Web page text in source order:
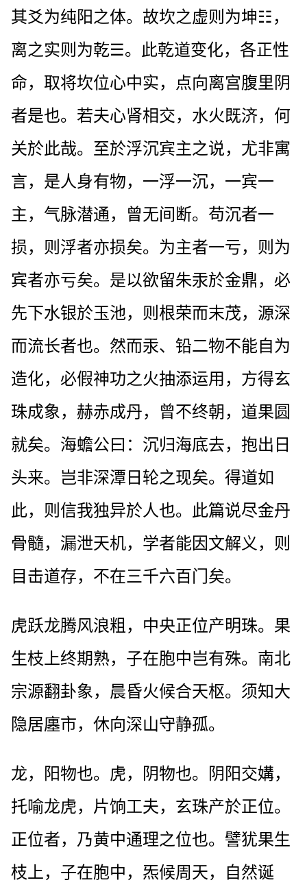
其爻为纯阳之体。故坎之虚则为坤☷，
离之实则为乾☰。此乾道变化，各正性
命，取将坎位心中实，点向离宫腹里阴
者是也。若夫心肾相交，水火既济，何
关於此哉。至於浮沉宾主之说，尤非寓
言，是人身有物，一浮一沉，一宾一
主，气脉潜通，曾无间断。苟沉者一
损，则浮者亦损矣。为主者一亏，则为
宾者亦亏矣。是以欲留朱汞於金鼎，必
先下水银於玉池，则根荣而末茂，源深
而流长者也。然而汞、铅二物不能自为
造化，必假神功之火抽添运用，方得玄
珠成象，赫赤成丹，曾不终朝，道果圆
就矣。海蟾公曰：沉归海底去，抱出日
头来。岂非深潭日轮之现矣。得道如
此，则信我独异於人也。此篇说尽金丹
骨髓，漏泄天机，学者能因文解义，则
目击道存，不在三千六百门矣。
虎跃龙腾风浪粗，中央正位产明珠。果
生枝上终期熟，子在胞中岂有殊。南北
宗源翻卦象，晨昏火候合天枢。须知大
隐居廛市，休向深山守静孤。
龙，阳物也。虎，阴物也。阴阳交媾，
托喻龙虎，片饷工夫，玄珠产於正位。
正位者，乃黄中通理之位也。譬犹果生
枝上，子在胞中，炁候周天，自然诞